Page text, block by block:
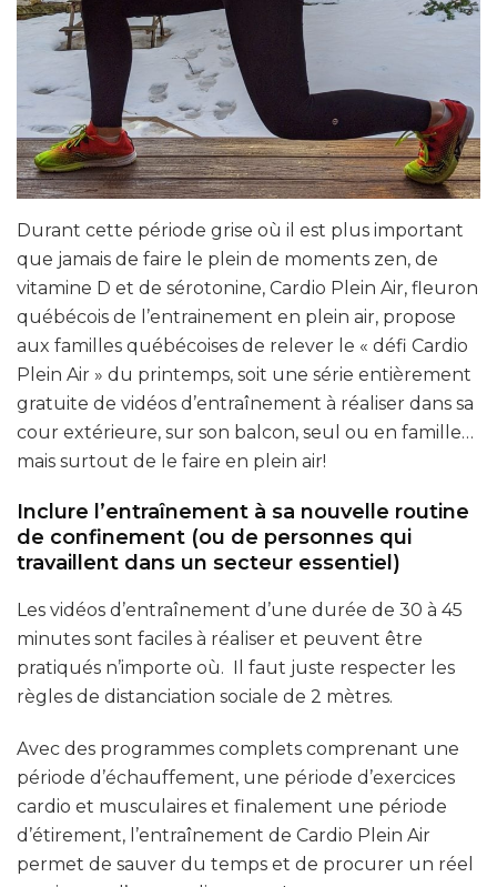
Durant cette période grise où il est plus important
que jamais de faire le plein de moments zen, de
vitamine D et de sérotonine, Cardio Plein Air, fleuron
québécois de l’entrainement en plein air, propose
aux familles québécoises de relever le « défi Cardio
Plein Air » du printemps, soit une série entièrement
gratuite de vidéos d’entraînement à réaliser dans sa
cour extérieure, sur son balcon, seul ou en famille…
mais surtout de le faire en plein air!
Inclure l’entraînement à sa nouvelle routine
de confinement (ou de personnes qui
travaillent dans un secteur essentiel)
Les vidéos d’entraînement d’une durée de 30 à 45
minutes sont faciles à réaliser et peuvent être
pratiqués n’importe où. Il faut juste respecter les
règles de distanciation sociale de 2 mètres.
Avec des programmes complets comprenant une
période d’échauffement, une période d’exercices
cardio et musculaires et finalement une période
d’étirement, l’entraînement de Cardio Plein Air
permet de sauver du temps et de procurer un réel